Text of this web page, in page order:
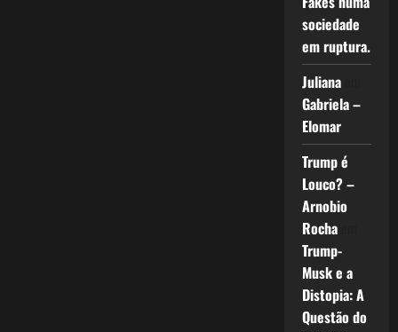
sociedade
em ruptura.
Julianaem
Gabriela –
Elomar
Trump é
Louco? –
Arnobio
Rochaem
Trump-
Musk e a
Distopia: A
Questão do